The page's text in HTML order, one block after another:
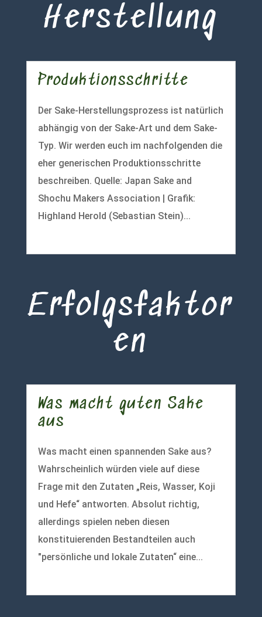
Herstellung
Produktionsschritte
Der Sake-Herstellungsprozess ist natürlich
abhängig von der Sake-Art und dem Sake-
Typ. Wir werden euch im nachfolgenden die
eher generischen Produktionsschritte
beschreiben. Quelle: Japan Sake and
Shochu Makers Association | Grafik:
Highland Herold (Sebastian Stein)...
Erfolgsfaktor
en
Was macht guten Sake
aus
Was macht einen spannenden Sake aus?
Wahrscheinlich würden viele auf diese
Frage mit den Zutaten „Reis, Wasser, Koji
und Hefe“ antworten. Absolut richtig,
allerdings spielen neben diesen
konstituierenden Bestandteilen auch
"persönliche und lokale Zutaten“ eine...